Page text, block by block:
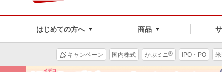
はじめての方へ 商品
キャンペーン 国内株式 かぶミニ® IPO・PO